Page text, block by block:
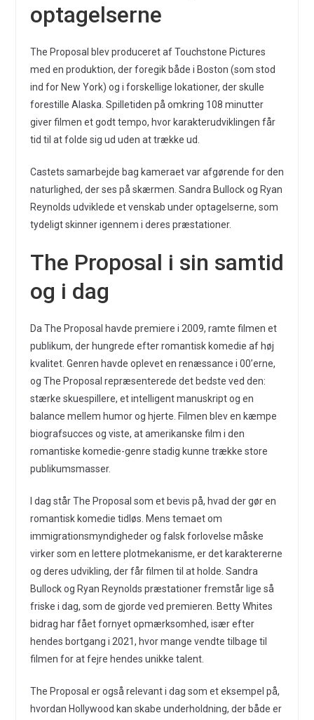
optagelserne
The Proposal blev produceret af Touchstone Pictures
med en produktion, der foregik både i Boston (som stod
ind for New York) og i forskellige lokationer, der skulle
forestille Alaska. Spilletiden på omkring 108 minutter
giver filmen et godt tempo, hvor karakterudviklingen får
tid til at folde sig ud uden at trække ud.
Castets samarbejde bag kameraet var afgørende for den
naturlighed, der ses på skærmen. Sandra Bullock og Ryan
Reynolds udviklede et venskab under optagelserne, som
tydeligt skinner igennem i deres præstationer.
The Proposal i sin samtid
og i dag
Da The Proposal havde premiere i 2009, ramte filmen et
publikum, der hungrede efter romantisk komedie af høj
kvalitet. Genren havde oplevet en renæssance i 00’erne,
og The Proposal repræsenterede det bedste ved den:
stærke skuespillere, et intelligent manuskript og en
balance mellem humor og hjerte. Filmen blev en kæmpe
biografsucces og viste, at amerikanske film i den
romantiske komedie-genre stadig kunne trække store
publikumsmasser.
I dag står The Proposal som et bevis på, hvad der gør en
romantisk komedie tidløs. Mens temaet om
immigrationsmyndigheder og falsk forlovelse måske
virker som en lettere plotmekanisme, er det karaktererne
og deres udvikling, der får filmen til at holde. Sandra
Bullock og Ryan Reynolds præstationer fremstår lige så
friske i dag, som de gjorde ved premieren. Betty Whites
bidrag har fået fornyet opmærksomhed, især efter
hendes bortgang i 2021, hvor mange vendte tilbage til
filmen for at fejre hendes unikke talent.
The Proposal er også relevant i dag som et eksempel på,
hvordan Hollywood kan skabe underholdning, der både er